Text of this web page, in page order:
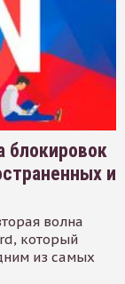
блокировок
и
волна
который
из самых